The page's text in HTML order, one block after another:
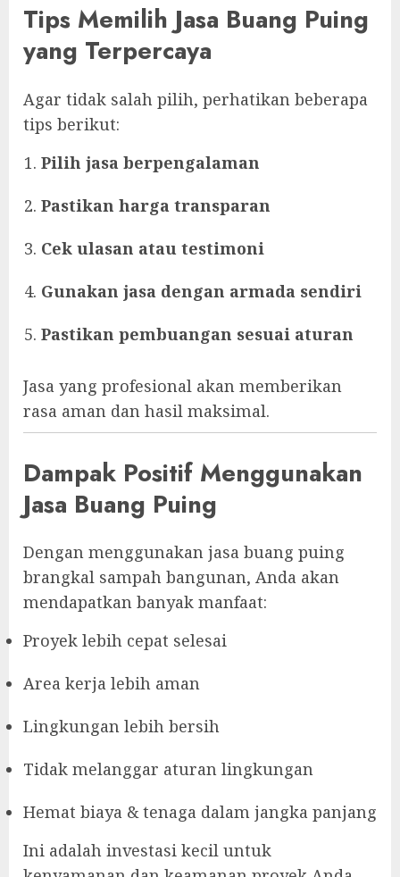
Tips Memilih Jasa Buang Puing
yang Terpercaya
Agar tidak salah pilih, perhatikan beberapa
tips berikut:
Pilih jasa berpengalaman
Pastikan harga transparan
Cek ulasan atau testimoni
Gunakan jasa dengan armada sendiri
Pastikan pembuangan sesuai aturan
Jasa yang profesional akan memberikan
rasa aman dan hasil maksimal.
Dampak Positif Menggunakan
Jasa Buang Puing
Dengan menggunakan jasa buang puing
brangkal sampah bangunan, Anda akan
mendapatkan banyak manfaat:
Proyek lebih cepat selesai
Area kerja lebih aman
Lingkungan lebih bersih
Tidak melanggar aturan lingkungan
Hemat biaya & tenaga dalam jangka panjang
Ini adalah investasi kecil untuk